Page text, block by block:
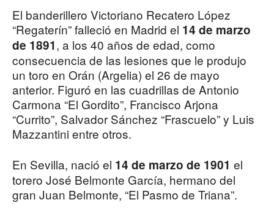
El banderillero Victoriano Recatero López
“Regaterín” falleció en Madrid el 14 de marzo
de 1891, a los 40 años de edad, como
consecuencia de las lesiones que le produjo
un toro en Orán (Argelia) el 26 de mayo
anterior. Figuró en las cuadrillas de Antonio
Carmona “El Gordito”, Francisco Arjona
“Currito”, Salvador Sánchez “Frascuelo” y Luis
Mazzantini entre otros.
En Sevilla, nació el 14 de marzo de 1901 el
torero José Belmonte García, hermano del
gran Juan Belmonte, “El Pasmo de Triana”.